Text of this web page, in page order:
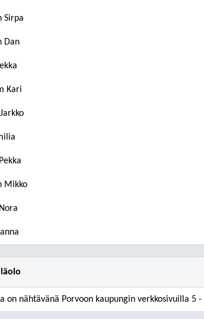
Sirpa
Dan
Kari
Mikko
on nähtävänä Porvoon kaupungin verkkosivuilla 5 -